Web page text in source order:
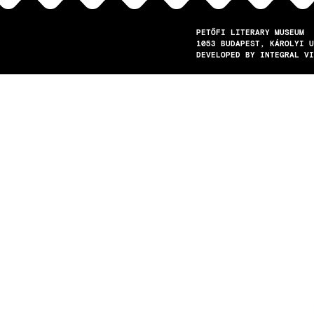
PETŐFI LITERARY MUSEUM
1053
BUDAPEST
KÁROLYI
DEVELOPED BY INTEGRAL